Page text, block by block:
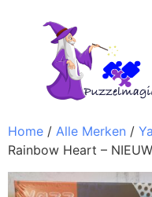
Home / Alle Merken /
Rainbow Heart – NIEUW